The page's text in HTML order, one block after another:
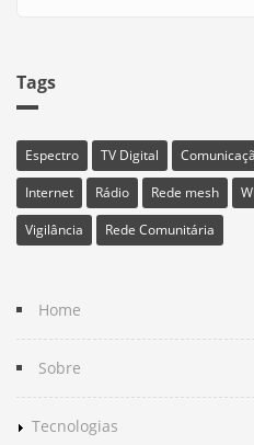
Tags
Espectro TV Digital
Internet
Rádio Rede mesh
Vigilância
Rede Comunitária
Home
Sobre
Tecnologias